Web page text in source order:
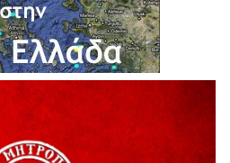
του Πανεπιστημίου
HanoiUniversity